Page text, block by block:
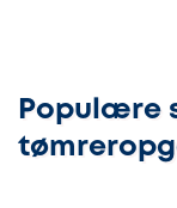
Populære